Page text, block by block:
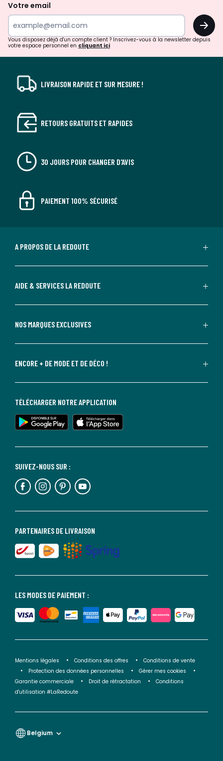
surprises?
Votre email
OK
Vous disposez déjà d'un compte client ? Inscrivez-vous à la newsletter depuis
votre espace personnel en cliquant ici
LIVRAISON RAPIDE ET SUR MESURE !
RETOURS GRATUITS ET RAPIDES
30 JOURS POUR CHANGER D'AVIS
PAIEMENT 100% SÉCURISÉ
A PROPOS DE LA REDOUTE
AIDE & SERVICES LA REDOUTE
NOS MARQUES EXCLUSIVES
ENCORE + DE MODE ET DE DÉCO !
LES MODES DE PAIEMENT :
PARTENAIRES DE LIVRAISON
SUIVEZ-NOUS SUR :
TÉLÉCHARGER NOTRE APPLICATION
Mentions légales Conditions des offres
Conditions de vente
Protection des données personnelles
Gérer mes cookies
Garantie commerciale
Droit de rétractation
Conditions
d'utilisation #LaRedoute
Belgium